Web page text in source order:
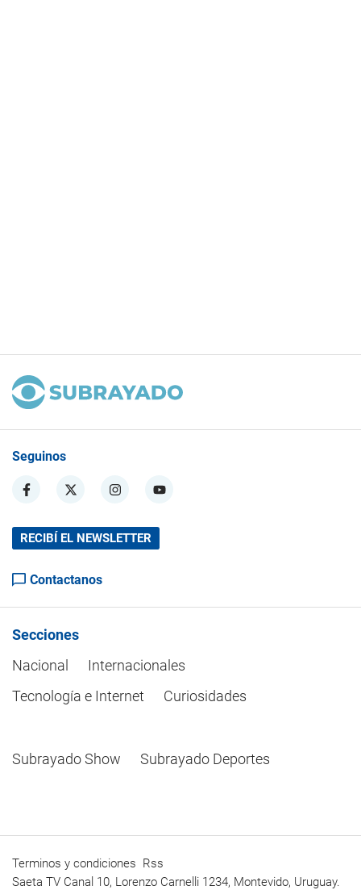
Seguinos
RECIBÍ EL NEWSLETTER
Contactanos
Secciones
Nacional
Internacionales
Tecnología e Internet
Curiosidades
Subrayado Show Subrayado Deportes
Terminos y condiciones Rss
Saeta TV Canal 10, Lorenzo Carnelli 1234, Montevido, Uruguay.